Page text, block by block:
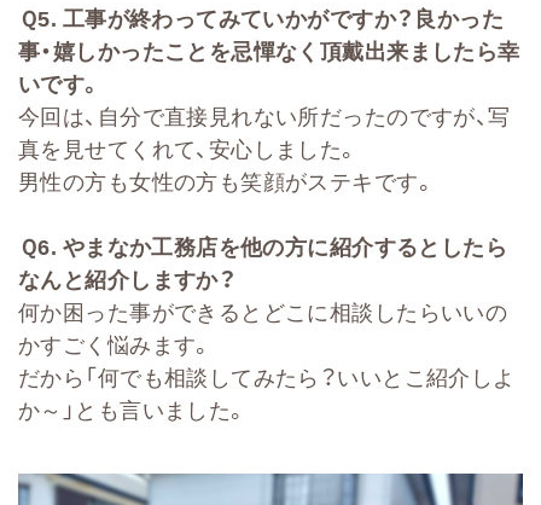
Ｑ5. 工事が終わってみていかがですか？良かった
事・嬉しかったことを忌憚なく頂戴出来ましたら幸
いです。
今回は、自分で直接見れない所だったのですが、写
真を見せてくれて、安心しました。
男性の方も女性の方も笑顔がステキです。
Ｑ6. やまなか工務店を他の方に紹介するとしたら
なんと紹介しますか？
何か困った事ができるとどこに相談したらいいの
かすごく悩みます。
だから「何でも相談してみたら？いいとこ紹介しよ
か～」とも言いました。